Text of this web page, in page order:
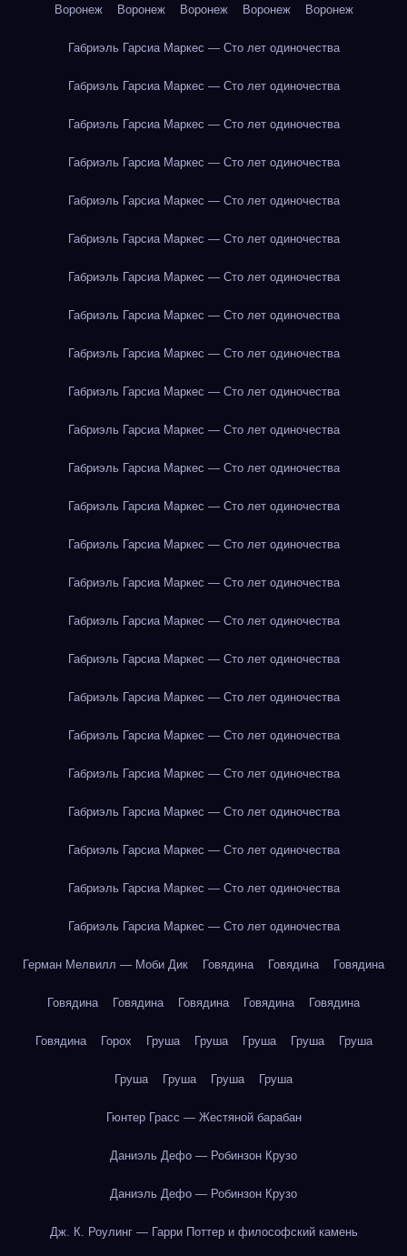
Воронеж Воронеж Воронеж Воронеж Воронеж
Габриэль Гарсиа Маркес — Сто лет одиночества
Габриэль Гарсиа Маркес — Сто лет одиночества
Габриэль Гарсиа Маркес — Сто лет одиночества
Габриэль Гарсиа Маркес — Сто лет одиночества
Габриэль Гарсиа Маркес — Сто лет одиночества
Габриэль Гарсиа Маркес — Сто лет одиночества
Габриэль Гарсиа Маркес — Сто лет одиночества
Габриэль Гарсиа Маркес — Сто лет одиночества
Габриэль Гарсиа Маркес — Сто лет одиночества
Габриэль Гарсиа Маркес — Сто лет одиночества
Габриэль Гарсиа Маркес — Сто лет одиночества
Габриэль Гарсиа Маркес — Сто лет одиночества
Габриэль Гарсиа Маркес — Сто лет одиночества
Габриэль Гарсиа Маркес — Сто лет одиночества
Габриэль Гарсиа Маркес — Сто лет одиночества
Габриэль Гарсиа Маркес — Сто лет одиночества
Габриэль Гарсиа Маркес — Сто лет одиночества
Габриэль Гарсиа Маркес — Сто лет одиночества
Габриэль Гарсиа Маркес — Сто лет одиночества
Габриэль Гарсиа Маркес — Сто лет одиночества
Габриэль Гарсиа Маркес — Сто лет одиночества
Габриэль Гарсиа Маркес — Сто лет одиночества
Габриэль Гарсиа Маркес — Сто лет одиночества
Габриэль Гарсиа Маркес — Сто лет одиночества
Герман Мелвилл — Моби Дик Говядина Говядина Говядина
Говядина Говядина Говядина Говядина Говядина
Говядина Горох Груша Груша Груша Груша Груша
Груша Груша Груша Груша
Гюнтер Грасс — Жестяной барабан
Даниэль Дефо — Робинзон Крузо
Даниэль Дефо — Робинзон Крузо
Дж. К. Роулинг — Гарри Поттер и философский камень